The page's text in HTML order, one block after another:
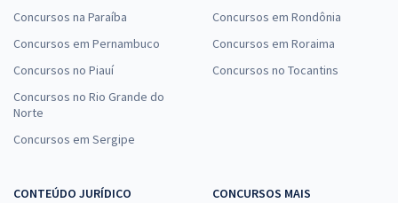
Concursos na Paraíba
Concursos em Pernambuco
Concursos no Piauí
Concursos no Rio Grande do
Norte
Concursos em Sergipe
Concursos em Rondônia
Concursos em Roraima
Concursos no Tocantins
CONTEÚDO JURÍDICO
CONCURSOS MAIS